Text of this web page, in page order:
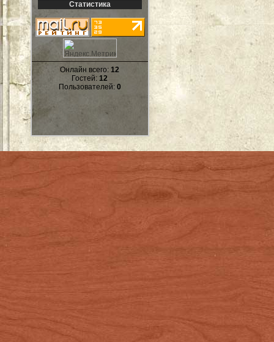
Статистика
Онлайн всего:12
Гостей:12
Пользователей: 0